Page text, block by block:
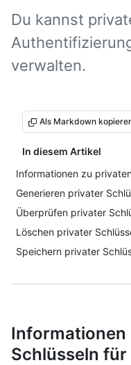
Du kannst
verwalten.
Als Markdown
In diesem Artikel
Informationen zu
Generieren privater
Überprüfen privater
Löschen privater
Speichern privater
Informationen
Schlüsseln